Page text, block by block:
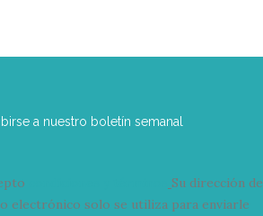
a nuestro boletín semanal
Su dirección de
electrónico solo se utiliza para enviarle